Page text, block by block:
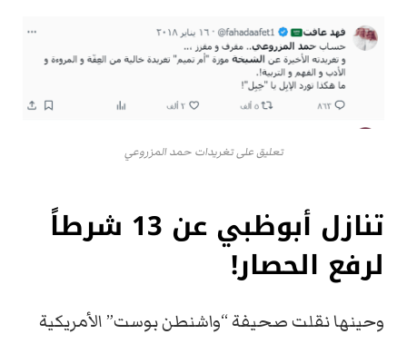
تعليق على تغريدات حمد المزروعي
تنازل أبوظبي عن 13 شرطاً
لرفع الحصار!
وحينها نقلت صحيفة “واشنطن بوست” الأمريكية